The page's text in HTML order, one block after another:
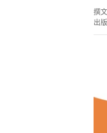
撰文
出